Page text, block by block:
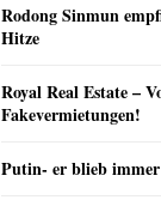
Rodong Sinmun
Hitze
Royal Real Estate –
Fakevermietungen!
Putin- er blieb